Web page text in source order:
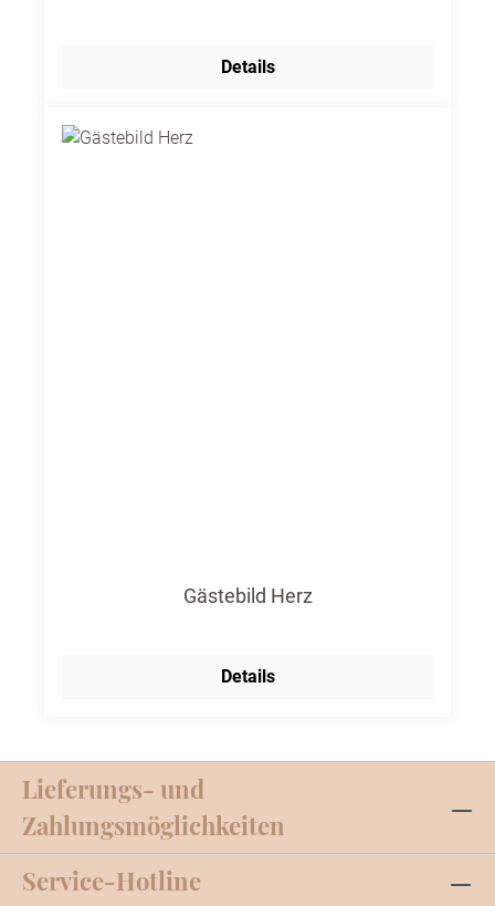
Details
Gästebild Herz
Details
Service-Hotline
Lieferungs- und
Zahlungsmöglichkeiten